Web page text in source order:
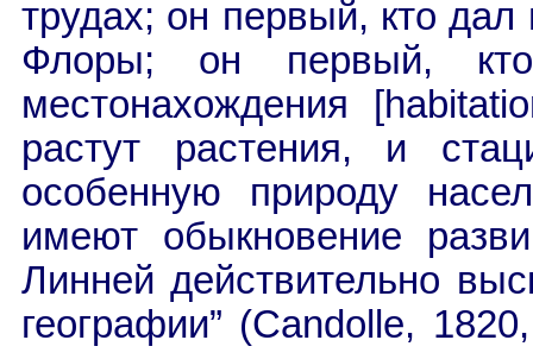
трудах; он первый, кто
Флоры; он первый,
местонахождения
растут растения, и
особенную природу
имеют обыкновение
Линней действительно
географии” (Candolle,